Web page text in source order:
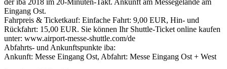
der iba 2018 im 20-Minuten-Takt. Ankunft am Messegelände am
Eingang Ost.
Fahrpreis & Ticketkauf: Einfache Fahrt: 9,00 EUR, Hin- und
Rückfahrt: 15,00 EUR. Sie können Ihr Shuttle-Ticket online kaufen
unter: www.airport-messe-shuttle.com/de
Abfahrts- und Ankunftspunkte iba:
Ankunft: Messe Eingang Ost, Abfahrt: Messe Eingang Ost + West